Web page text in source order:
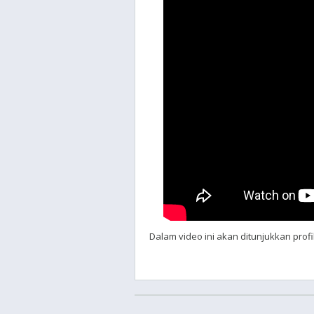
Dalam video ini akan ditunjukkan profil